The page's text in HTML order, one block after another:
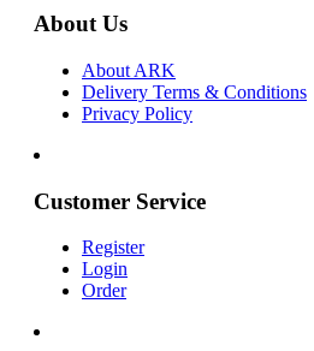
About Us
About ARK
Delivery Terms & Conditions
Privacy Policy
Customer Service
Register
Login
Order